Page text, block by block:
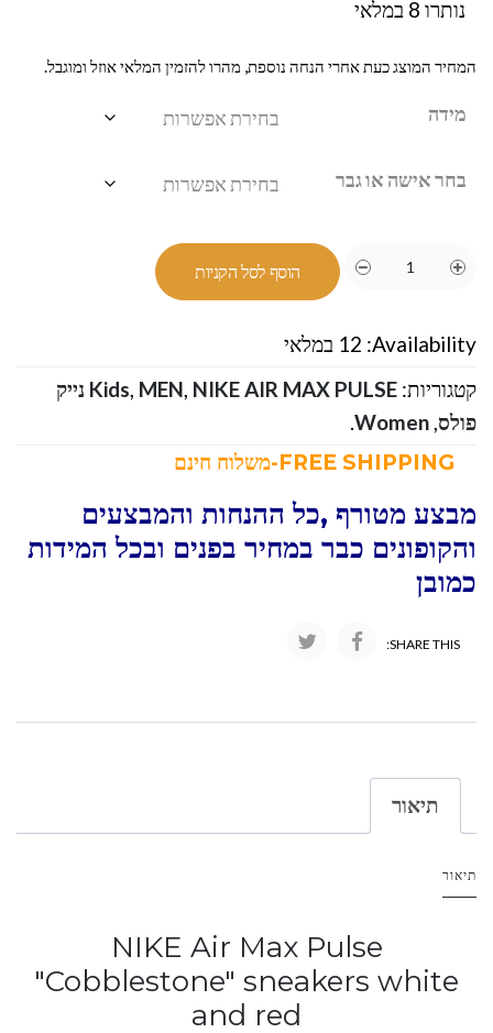
נותרו 8 במלאי
המחיר המוצג כעת אחרי הנחה נוספת, מהרו להזמין המלאי אוזל ומוגבל.
מידה
בחר אישה או גבר
הוסף לסל הקניות
Availability: 12 במלאי
קטגוריות:
Kids, MEN,
NIKE AIR MAX PULSE נייק
פולס,
Women
.
מבצע מטורף ,כל ההנחות והמבצעים
והקופונים כבר במחיר בפנים ובכל המידות
כמובן
SHARE THIS:
תיאור
תיאור
NIKE Air Max Pulse
"Cobblestone" sneakers white
and red